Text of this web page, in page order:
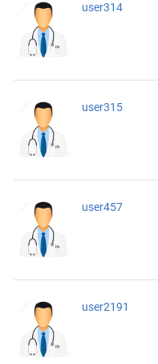
user314
user315
user457
user2191